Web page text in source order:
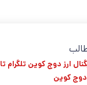
ارز دوج کوین تلگرام
کوین